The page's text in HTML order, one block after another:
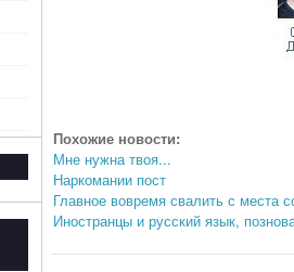
Похожие новости:
Мне нужна твоя...
Наркомании пост
Главное вовремя свалить с места
Иностранцы и русский язык,